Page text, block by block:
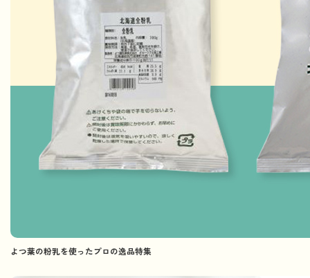
よつ葉の粉乳を使ったプロの逸品特集